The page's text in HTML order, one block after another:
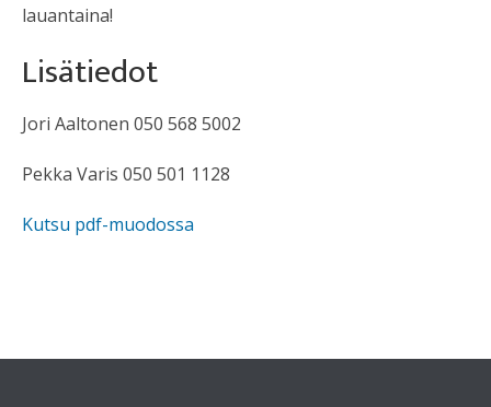
lauantaina!
Lisätiedot
Jori Aaltonen 050 568 5002
Pekka Varis 050 501 1128
Kutsu pdf-muodossa